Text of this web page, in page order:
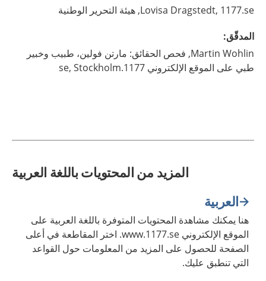
Lovisa Dragstedt, 1177.se, هيئة التحرير الوطنية
المدقّق:
Martin Wohlin,
فحص الحقائق: مارتن فولين، طبيب وخبير
طبي على الموقع الإلكتروني 1177.se,
Stockholm
المزيد من المحتويات باللغة العربية
العربية
هنا يمكنك مشاهدة المحتويات المتوفرة باللغة العربية على
الموقع الإلكتروني www.1177.se. اختر المقاطعة في أعلى
الصفحة للحصول على المزيد من المعلومات حول القواعد
التي تنطبق عليك.